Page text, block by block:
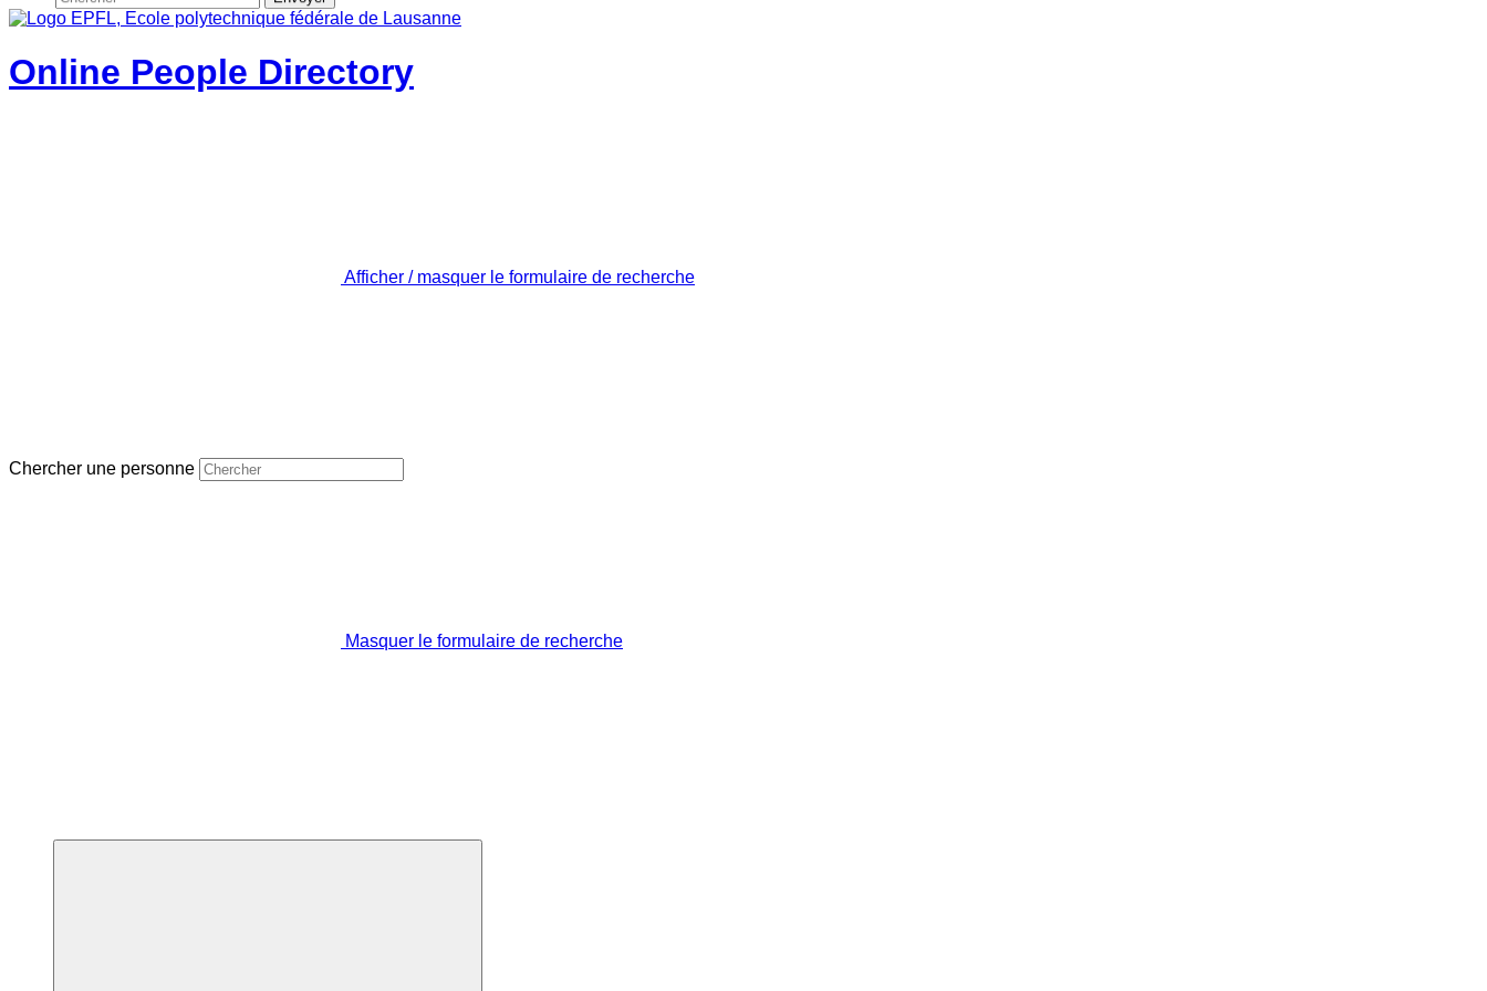
Online People Directory
Afficher / masquer le formulaire de recherche
Chercher une personne
Masquer le formulaire de recherche